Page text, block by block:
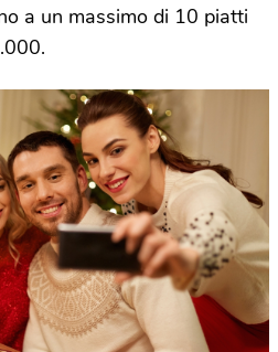
a un massimo di 10 piatti